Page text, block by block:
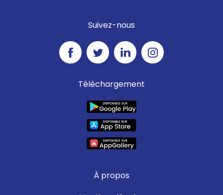
Suivez-nous
Téléchargement
À propos